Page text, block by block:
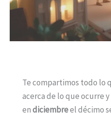
Te compartimos todo lo
acerca de lo que ocurre
endiciembreel décimo